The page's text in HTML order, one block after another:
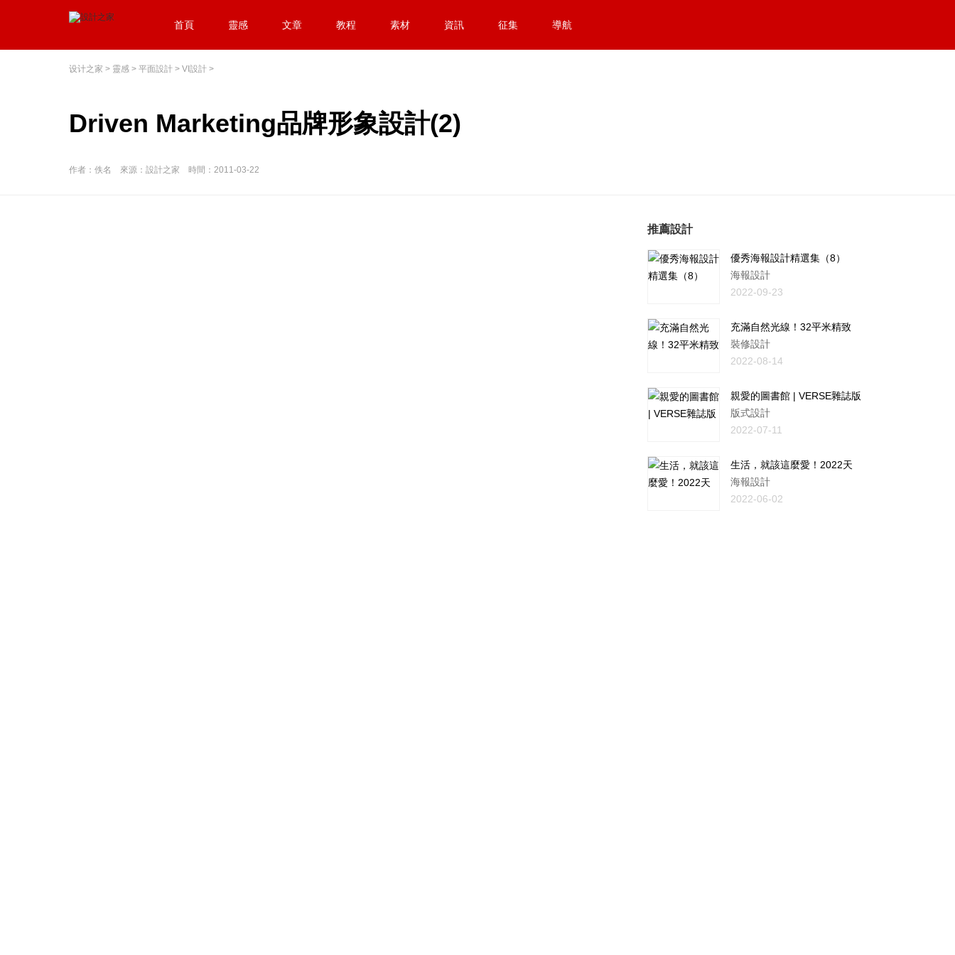
首頁 靈感 文章 教程 素材 資訊 征集 導航
设计之家 > 靈感 > 平面設計 > VI設計 >
Driven Marketing品牌形象設計(2)
作者：佚名 來源：設計之家 時間：2011-03-22
推薦設計
優秀海報設計精選集（8）
海報設計
2022-09-23
充滿自然光線！32平米精致
裝修設計
2022-08-14
親愛的圖書館 | VERSE雜誌版
版式設計
2022-07-11
生活，就該這麼愛！2022天
海報設計
2022-06-02